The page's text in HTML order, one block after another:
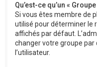
Qu’est-ce qu’un «
Si vous êtes membre de
utilisé pour déterminer le
affichés par défaut.
changer votre groupe
l’utilisateur.